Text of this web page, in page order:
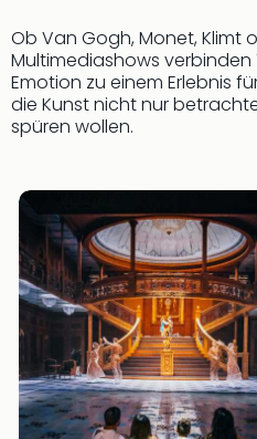
Ob Van Gogh, Monet, Klimt
Multimediashows verbinden
Emotion zu einem Erlebnis
die Kunst nicht nur
spüren wollen.